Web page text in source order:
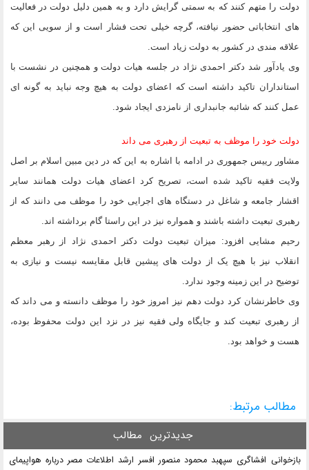
دولت را متهم کنند که به سمتی گرایش دارد و به همین دلیل دولت در فعالیت
های انتخاباتی حضور نیافته، گرچه خیلی تحت فشار است و از سویی این که
علاقه مندی در کشور به دولت زیاد است.
وی یادآور شد دکتر احمدی نژاد در جلسه هیات دولت و همچنین در نشست با
استانداران تاکید داشته است که اعضای دولت به هیچ وجه نباید به گونه ای
عمل کنند که شائبه جانبداری از نامزدی ایجاد شود.
دولت خود را موظف به تبعیت از رهبری می داند
مشاور رییس جمهوری در ادامه با اشاره به این که در دین مبین اسلام بر اصل
ولایت فقیه تاکید شده است، تصریح کرد اعضای هیات دولت همانند سایر
اقشار جامعه و شاغل در دستگاه های اجرایی خود را موظف می دانند که از
رهبری تبعیت داشته باشند و همواره نیز در این راستا گام برداشته اند.
رحیم مشایی افزود: میزان تبعیت دولت دکتر احمدی نژاد از رهبر معظم
انقلاب نیز با هیچ یک از دولت های پیشین قابل مقایسه نیست و نیازی به
توضیح در این زمینه وجود ندارد.
وی خاطرنشان کرد دولت دهم نیز امروز خود را موظف دانسته و می داند که
از رهبری تبعیت کند و جایگاه ولی فقیه نیز در نزد این دولت محفوظ بوده،
هست و خواهد بود.
مطالب مرتبط:
جدیدترین مطالب
بازخوانی افشاگری سپهبد محمود منصور افسر ارشد اطلاعات مصر درباره هواپیمای